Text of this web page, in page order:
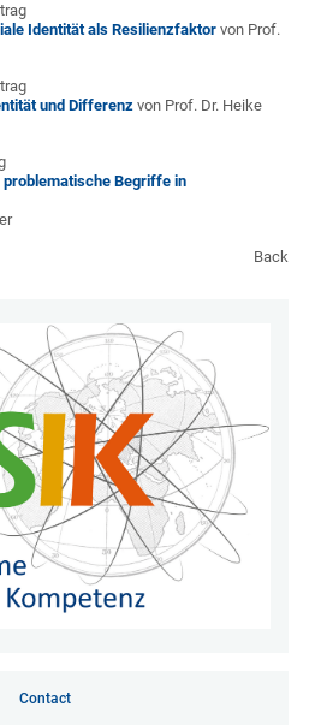
Identität als Resilienzfaktor von Prof.
und Differenz von Prof. Dr. Heike
Begriffe in
Back
Contact